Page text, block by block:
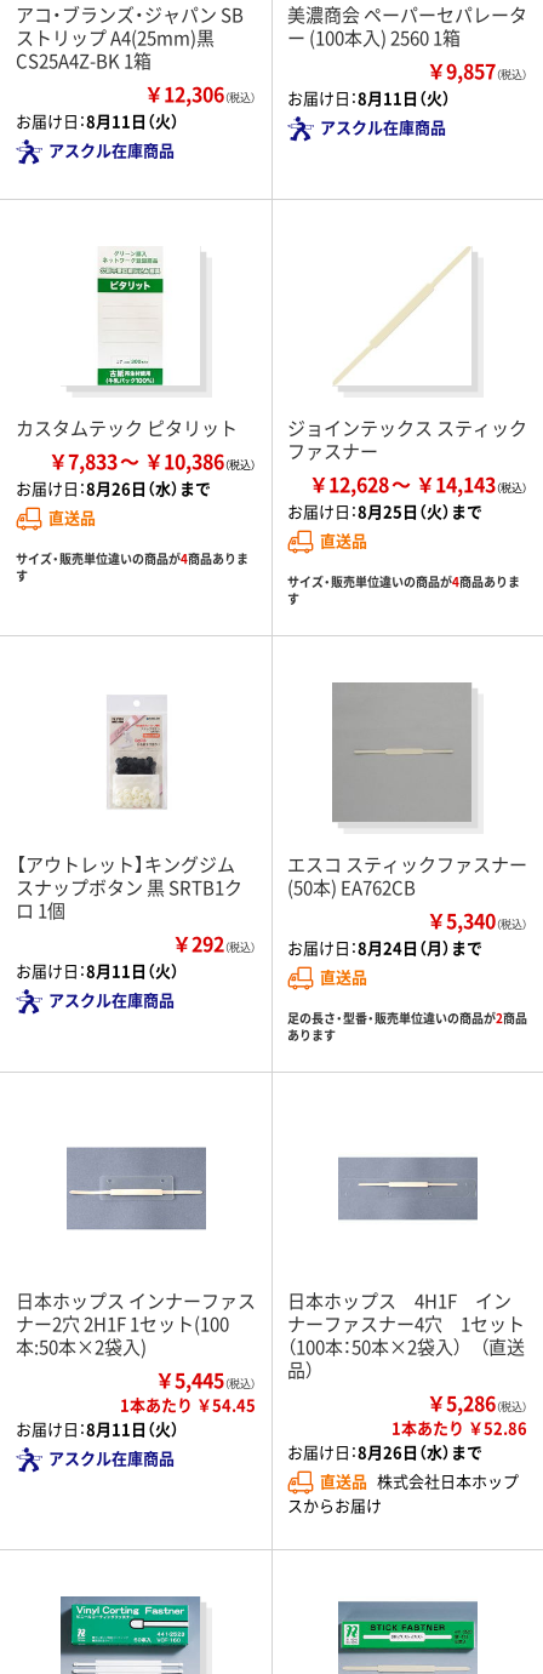
アコ・ブランズ・ジャパン SB
ストリップ A4(25mm)黒
CS25A4Z-BK 1箱
￥12,306（税込）
お届け日：8月11日（火）
アスクル在庫商品
美濃商会 ペーパーセパレータ
ー (100本入) 2560 1箱
￥9,857（税込）
お届け日：8月11日（火）
アスクル在庫商品
カスタムテック ピタリット
￥7,833 ￥10,386
お届け日：8月26日（水）まで
直送品
サイズ・販売単位違いの商品が4商品ありま
す
ジョインテックス スティック
ファスナー
￥12,628 ￥14,143
お届け日：8月25日（火）まで
直送品
サイズ・販売単位違いの商品が4商品ありま
す
【アウトレット】キングジム
スナップボタン 黒 SRTB1ク
ロ 1個
￥292（税込）
お届け日：8月11日（火）
アスクル在庫商品
エスコ スティックファスナー
(50本) EA762CB
￥5,340（税込）
お届け日：8月24日（月）まで
直送品
足の長さ・型番・販売単位違いの商品が2商品
あります
日本ホップス インナーファス
ナー2穴 2H1F 1セット(100
本:50本×2袋入)
￥5,445（税込）
1本あたり ￥54.45
お届け日：8月11日（火）
アスクル在庫商品
日本ホップス 4H1F イン
ナーファスナー4穴 1セット
（100本：50本×2袋入） （直送
品）
￥5,286（税込）
1本あたり ￥52.86
お届け日：8月26日（水）まで
直送品 株式会社日本ホップ
スからお届け